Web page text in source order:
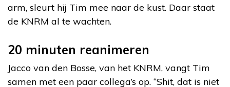
arm, sleurt hij Tim mee naar de kust. Daar staat
de KNRM al te wachten.
20 minuten reanimeren
Jacco van den Bosse, van het KNRM, vangt Tim
samen met een paar collega’s op. “Shit, dat is niet